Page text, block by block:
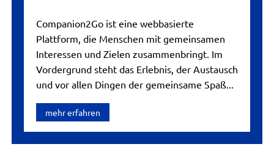
Companion2Go ist eine webbasierte
Plattform, die Menschen mit gemeinsamen
Interessen und Zielen zusammenbringt. Im
Vordergrund steht das Erlebnis, der Austausch
und vor allen Dingen der gemeinsame Spaß...
mehr erfahren